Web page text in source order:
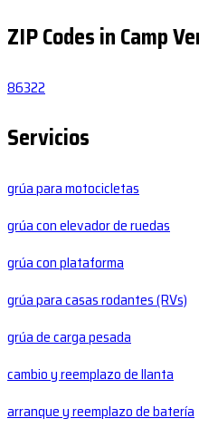
ZIP Codes in Camp
86322
Servicios
grúa para motocicletas
grúa con elevador de ruedas
grúa con plataforma
grúa para casas rodantes (RVs)
grúa de carga pesada
cambio y reemplazo de llanta
arranque y reemplazo de batería